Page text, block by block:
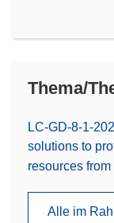
Thema/
LC-GD-8-1-
solutions to
resources
Alle im